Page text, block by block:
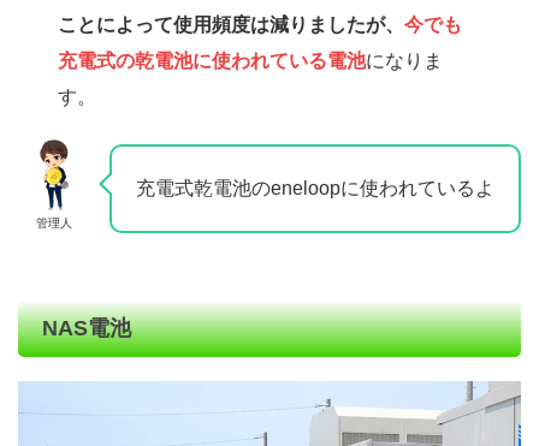
ことによって使用頻度は減りましたが、今でも
充電式の乾電池に使われている電池になりま
す。
管理人
充電式乾電池のeneloopに使われているよ
NAS電池